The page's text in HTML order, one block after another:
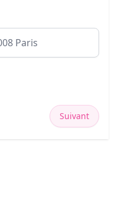
Suivant